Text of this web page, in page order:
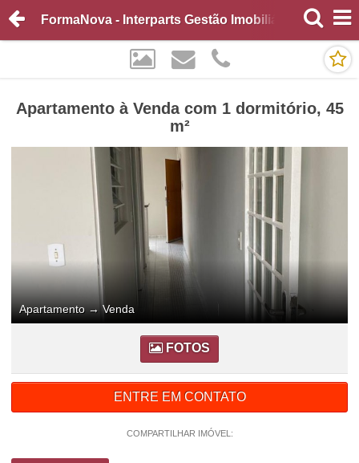
FormaNova - Interparts Gestão Imobiliária
Apartamento à Venda com 1 dormitório, 45
m²
Apartamento→Venda
FOTOS
ENTRE EM CONTATO
COMPARTILHAR IMÓVEL: